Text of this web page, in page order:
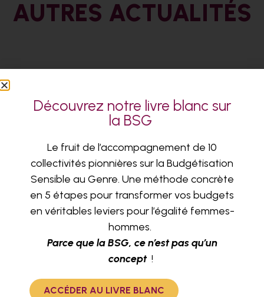
AUTRES ACTUALITÉS
Découvrez notre livre blanc sur
la BSG
Le fruit de l’accompagnement de 10
collectivités pionnières sur la Budgétisation
Sensible au Genre. Une méthode concrète
en 5 étapes pour transformer vos budgets
en véritables leviers pour l’égalité femmes-
hommes.
Parce que la BSG, ce n’est pas qu’un
concept!
ACCÉDER AU LIVRE BLANC